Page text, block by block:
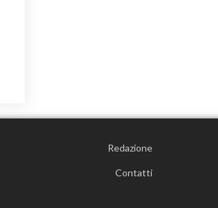
Redazione
Contatti